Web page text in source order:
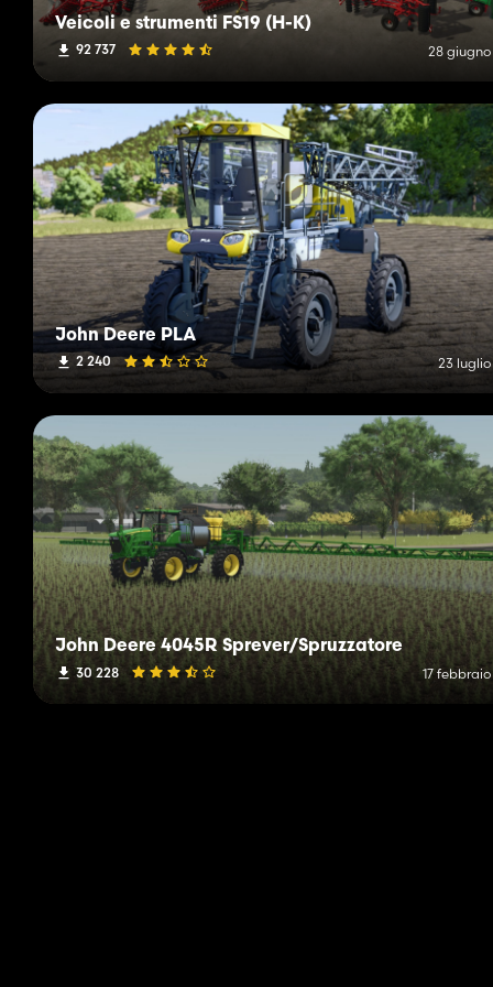
Veicoli e strumenti FS19 (H-K)
92 737 28 giugno
John Deere PLA
2 240 23
John Deere 4045R Sprever/Spruzzatore
30 228 17